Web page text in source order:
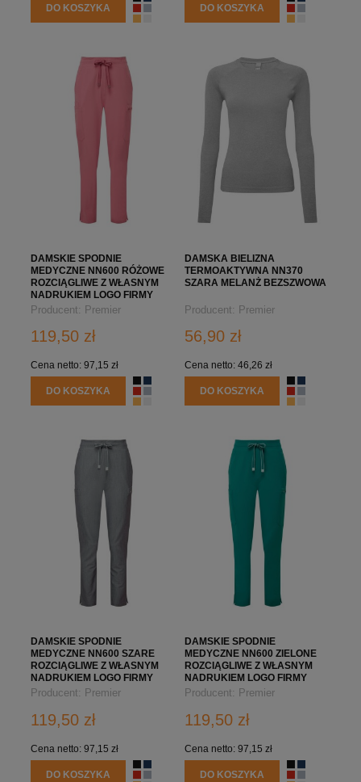
DO KOSZYKA DO KOSZYKA
DAMSKIE SPODNIE
MEDYCZNE NN600 RÓŻOWE
ROZCIĄGLIWE Z WŁASNYM
NADRUKIEM LOGO FIRMY
Producent: Premier
119,50 zł
Cena netto: 97,15 zł
DO KOSZYKA
DAMSKA BIELIZNA
TERMOAKTYWNA NN370
SZARA MELANŻ BEZSZWOWA
Producent: Premier
56,90 zł
Cena netto: 46,26 zł
DO KOSZYKA
DAMSKIE SPODNIE
MEDYCZNE NN600 SZARE
ROZCIĄGLIWE Z WŁASNYM
NADRUKIEM LOGO FIRMY
Producent: Premier
119,50 zł
Cena netto: 97,15 zł
DO KOSZYKA
DAMSKIE SPODNIE
MEDYCZNE NN600 ZIELONE
ROZCIĄGLIWE Z WŁASNYM
NADRUKIEM LOGO FIRMY
Producent: Premier
119,50 zł
Cena netto: 97,15 zł
DO KOSZYKA